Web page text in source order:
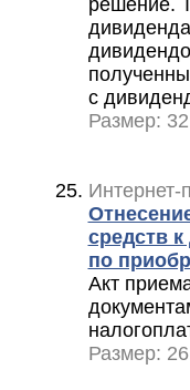
с
Размер:
Интернет-
средств
по
Акт
Размер: